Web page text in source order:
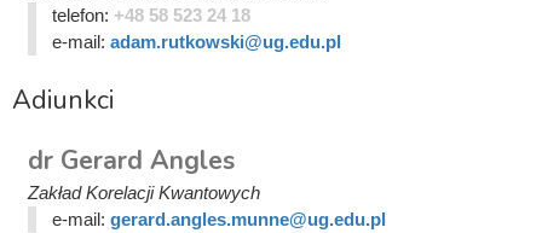
telefon: +48 58 523 24 18
e-mail: adam.rutkowski@ug.edu.pl
Adiunkci
dr Gerard Angles
Zakład Korelacji Kwantowych
e-mail: gerard.angles.munne@ug.edu.pl